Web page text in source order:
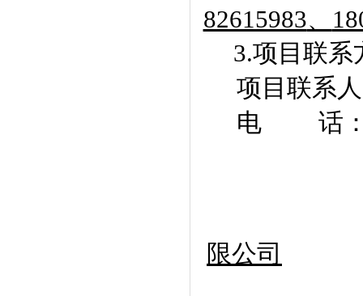
82615983、
3.项目联系
项目联系
电 话
限公司